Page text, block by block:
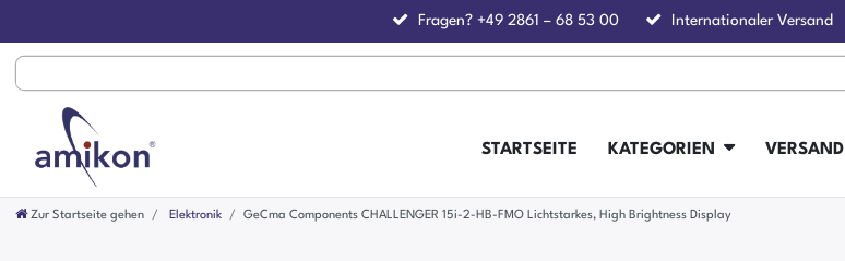
Fragen? +49 2861 – 68 53 00 Internationaler Versand
STARTSEITE KATEGORIEN VERSAND
Zur Startseite gehen Elektronik GeCma Components CHALLENGER 15i-2-HB-FMO Lichtstarkes, High Brightness Display